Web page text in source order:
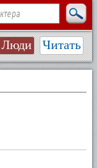
Люди Читать